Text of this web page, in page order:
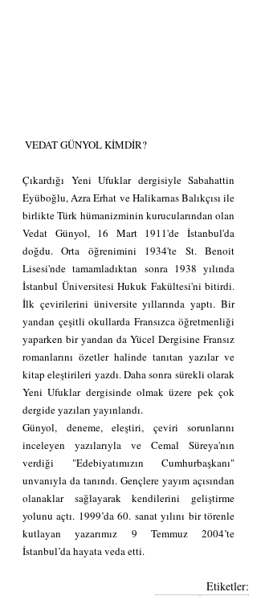
VEDAT GÜNYOL KİMDİR?
Çıkardığı Yeni Ufuklar dergisiyle Sabahattin
Eyüboğlu, Azra Erhat ve Halikarnas Balıkçısı ile
birlikte Türk hümanizminin kurucularından olan
Vedat Günyol, 16 Mart 1911'de İstanbul'da
doğdu. Orta öğrenimini 1934'te St. Benoit
Lisesi'nde tamamladıktan sonra 1938 yılında
İstanbul Üniversitesi Hukuk Fakültesi'ni bitirdi.
İlk çevirilerini üniversite yıllarında yaptı. Bir
yandan çeşitli okullarda Fransızca öğretmenliği
yaparken bir yandan da Yücel Dergisine Fransız
romanlarını özetler halinde tanıtan yazılar ve
kitap eleştirileri yazdı. Daha sonra sürekli olarak
Yeni Ufuklar dergisinde olmak üzere pek çok
dergide yazıları yayınlandı.
Günyol, deneme, eleştiri, çeviri sorunlarını
inceleyen yazılarıyla ve Cemal Süreya'nın
verdiği "Edebiyatımızın Cumhurbaşkanı"
unvanıyla da tanındı. Gençlere yayım açısından
olanaklar sağlayarak kendilerini geliştirme
yolunu açtı. 1999’da 60. sanat yılını bir törenle
kutlayan yazarımız 9 Temmuz 2004’te
İstanbul’da hayata veda etti.
Etiketler: